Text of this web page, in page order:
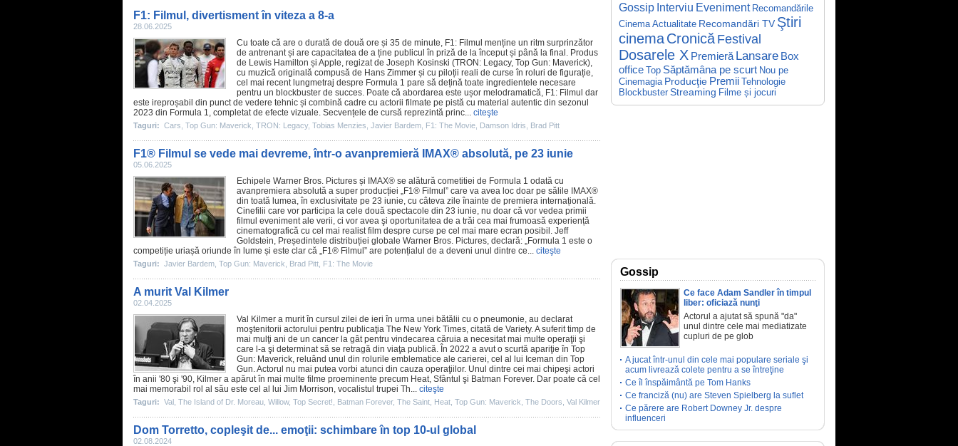
F1: Filmul, divertisment în viteza a 8-a
28.06.2025
Cu toate că are o durată de două ore și 35 de minute, F1: Filmul menține un ritm surprinzător
de antrenant și are capacitatea de a ține publicul în priză de la început și până la final. Produs
de Lewis Hamilton și Apple, regizat de Joseph Kosinski (TRON: Legacy, Top Gun: Maverick),
cu muzică originală compusă de Hans Zimmer și cu piloții reali de curse în roluri de figurație,
cel mai recent lungmetraj despre Formula 1 pare să dețină toate ingredientele necesare
pentru un blockbuster de succes. Poate că abordarea este ușor melodramatică, F1: Filmul dar
este ireproșabil din punct de vedere tehnic și combină cadre cu actorii filmate pe pistă cu material autentic din sezonul
2023 din Formula 1, completat de efecte vizuale. Secvențele de cursă reprezintă princ... citeşte
Taguri: Cars Top Gun: Maverick TRON: Legacy, Tobias Menzies Javier Bardem F1: The Movie Damson Idris Brad Pitt
F1® Filmul se vede mai devreme, într-o avanpremieră IMAX® absolută, pe 23 iunie
05.06.2025
Echipele Warner Bros. Pictures și IMAX® se alătură cometitiei de Formula 1 odată cu
avanpremiera absolută a super producției „F1® Filmul ” care va avea loc doar pe sălile IMAX®
din toată lumea, în exclusivitate pe 23 iunie, cu câteva zile înainte de premiera internațională.
Cinefilii care vor participa la cele două spectacole din 23 iunie, nu doar că vor vedea primii
filmul eveniment ale verii, ci vor avea şi oportunitatea de a trăi cea mai frumoasă experiență
cinematografică cu cel mai realistfilm despre curse pe cel mai mare ecran posibil. Jeff
Goldstein, Președintele distribuției globale Warner Bros. Pictures, declară: „Formula 1 este o
competiție uriașă oriunde în lume și este clar că „F1® Filmul ” are potențialul de a deveni unul dintre ce... citeşte
Taguri: Javier Bardem Top Gun: Maverick Brad Pitt F1: The Movie
A murit Val Kilmer
02.04.2025
Val Kilmer a murit în cursul zilei de ieri în urma unei bătălii cu o pneumonie, au declarat
moştenitorii actorului pentru publicaţia The New York Times, citată de Variety. A suferit timp de
mai mulţi ani de un cancer la gât pentru vindecarea căruia a necesitat mai multe operaţii şi
care l-a şi determinat să se retragă din viaţa publică. În 2022 a avut o scurtă apariţie în Top
Gun: Maverick, reluând unul din rolurile emblematice ale carierei, cel al lui Iceman din Top
Gun. Actorul nu mai putea vorbi atunci din cauza operaţiilor. Unul dintre cei mai chipeşi actori
în anii '80 şi '90, Kilmer a apărut în mai multe filme proeminente precum Heat, Sfântul şi Batman Forever. Dar poate că cel
mai memorabil rol al său este cel al lui Jim Morrison, vocalistul trupei Th... citeşte
Taguri: Val The Island of Dr. Moreau Willow, Top Secret! Batman Forever, The Saint Heat Top Gun: Maverick The Doors Val Kilmer
Dom Torretto, copleşit de... emoţii: schimbare în top 10-ul global
02.08.2024
Gossip Interviu Eveniment Recomandările
Cinema Actualitate Recomandări TV Ştiri
cinemaCronicăFestival
Dosarele X Premieră Lansare Box
office Top Săptămâna pe scurt Nou pe
Cinemagia Producţie Premii Tehnologie
Blockbuster Streaming Filme și jocuri
Gossip
Ce face Adam Sandler în timpul
liber: oficiază nunţi
Actorul a ajutat să spună "da"
unul dintre cele mai mediatizate
cupluri de pe glob
A jucat într-unul din cele mai populare seriale şi
acum livrează colete pentru a se întreţine
Ce îl înspăimântă pe Tom Hanks
Ce franciză (nu) are Steven Spielberg la suflet
Ce părere are Robert Downey Jr. despre
influenceri